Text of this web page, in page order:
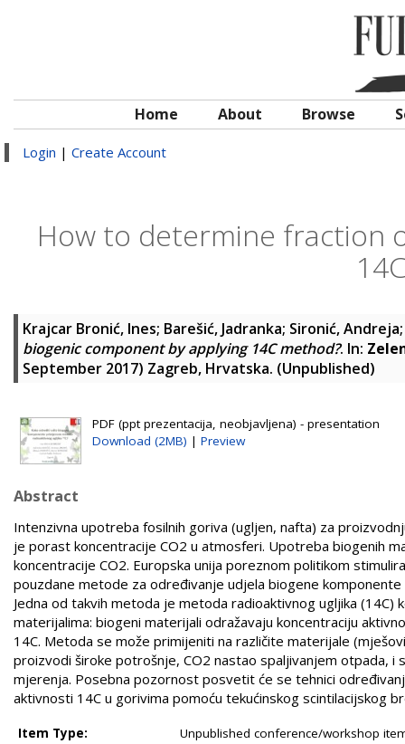
Home About Browse
Login | Create Account
How to determine fraction
Krajcar Bronić, Ines; Barešić, Jadranka; Sironić, Andreja
biogenic component by applying 14C method?. In:
September 2017) Zagreb, Hrvatska. (Unpublished)
PDF (ppt prezentacija, neobjavljena) - presentation
Download (2MB) | Preview
Abstract
Intenzivna upotreba fosilnih goriva (ugljen, nafta) za
je porast koncentracije CO2 u atmosferi. Upotreba biogenih
koncentracije CO2. Europska unija poreznom politikom
pouzdane metode za određivanje udjela biogene
Jedna od takvih metoda je metoda radioaktivnog ugljika (14C)
materijalima: biogeni materijali odražavaju koncentraciju
14C. Metoda se može primijeniti na različite materijale
proizvodi široke potrošnje, CO2 nastao spaljivanjem otpada,
mjerenja. Posebna pozornost posvetit će se tehnici
aktivnosti 14C u gorivima pomoću tekućinskog scintilacijskog
Item Type:
Unpublished conference/workshop